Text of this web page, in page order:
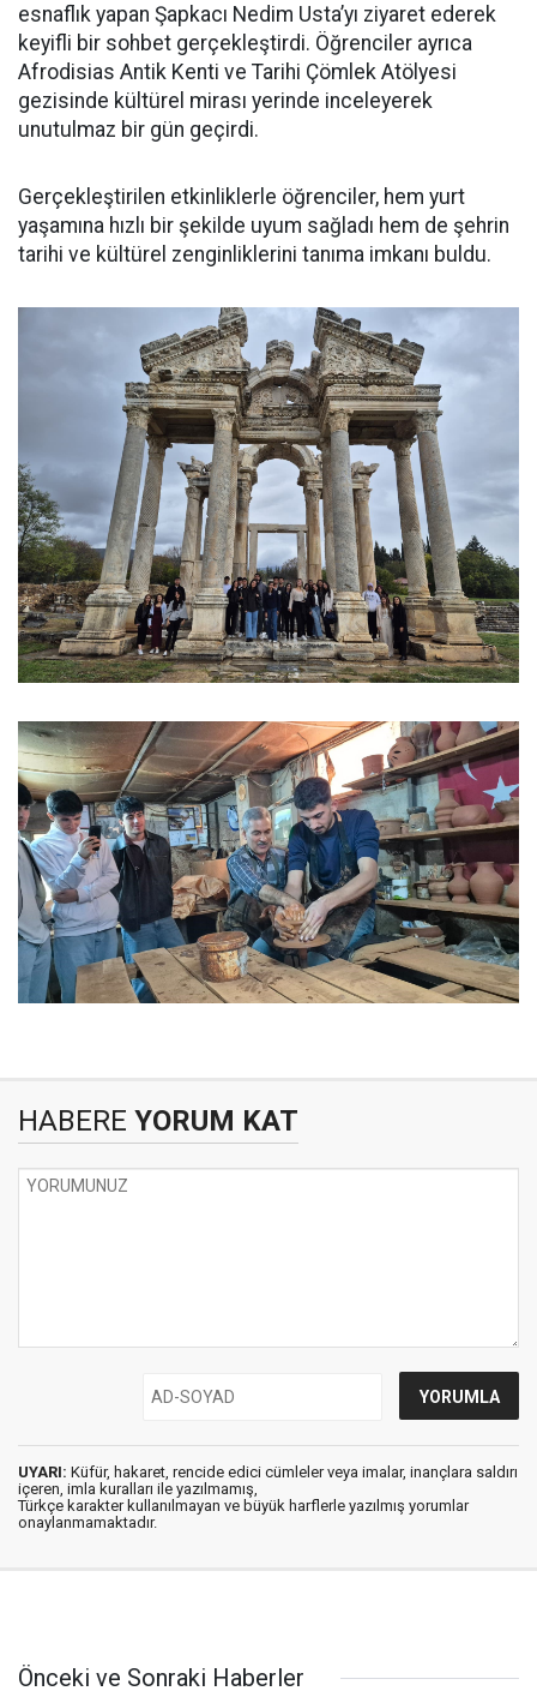
esnaflık yapan Şapkacı Nedim Usta’yı ziyaret ederek
keyifli bir sohbet gerçekleştirdi. Öğrenciler ayrıca
Afrodisias Antik Kenti ve Tarihi Çömlek Atölyesi
gezisinde kültürel mirası yerinde inceleyerek
unutulmaz bir gün geçirdi.
Gerçekleştirilen etkinliklerle öğrenciler, hem yurt
yaşamına hızlı bir şekilde uyum sağladı hem de şehrin
tarihi ve kültürel zenginliklerini tanıma imkanı buldu.
HABERE YORUM KAT
UYARI: Küfür, hakaret, rencide edici cümleler veya imalar, inançlara saldırı
içeren, imla kuralları ile yazılmamış,
Türkçe karakter kullanılmayan ve büyük harflerle yazılmış yorumlar
onaylanmamaktadır.
Önceki ve Sonraki Haberler